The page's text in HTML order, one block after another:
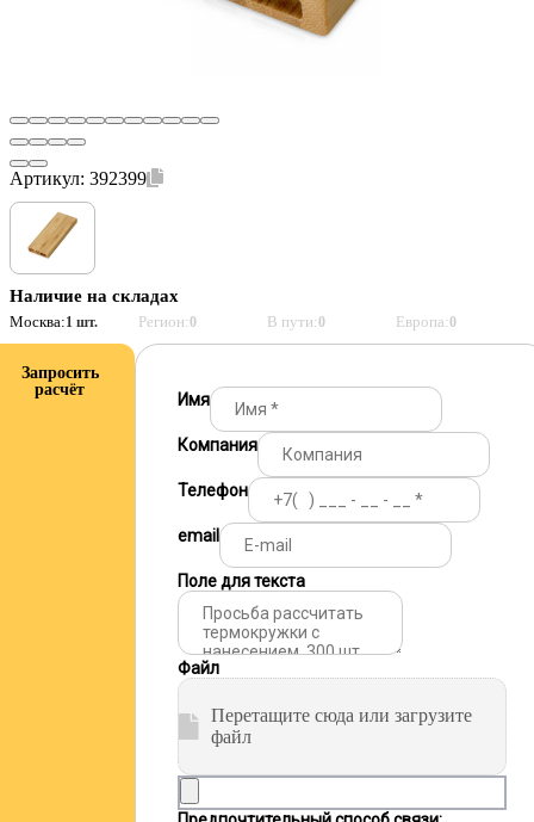
Артикул: 392399
Наличие на складах
Москва:1 шт. Регион:0 В пути:0 Европа:0
Запросить
расчёт
Имя
Компания
Телефон
email
Поле для текста
Файл
Перетащите сюда или загрузите
файл